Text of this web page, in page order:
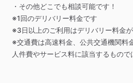
・その他どこでも相談可能です！
※1回のデリバリー料金です
※3日以上のご利用はデリバリー料金
※交通費は高速料金、公共交通機関料
人件費やサービス料に該当するもので